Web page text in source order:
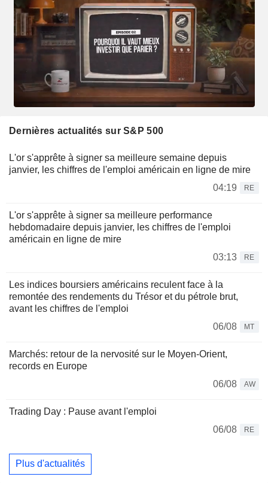
Dernières actualités sur S&P 500
L'or s'apprête à signer sa meilleure semaine depuis
janvier, les chiffres de l'emploi américain en ligne de mire
04:19
RE
L'or s'apprête à signer sa meilleure performance
hebdomadaire depuis janvier, les chiffres de l'emploi
américain en ligne de mire
03:13
RE
Les indices boursiers américains reculent face à la
remontée des rendements du Trésor et du pétrole brut,
avant les chiffres de l'emploi
06/08
MT
Marchés: retour de la nervosité sur le Moyen-Orient,
records en Europe
06/08
AW
Trading Day : Pause avant l'emploi
06/08
RE
Plus d'actualités